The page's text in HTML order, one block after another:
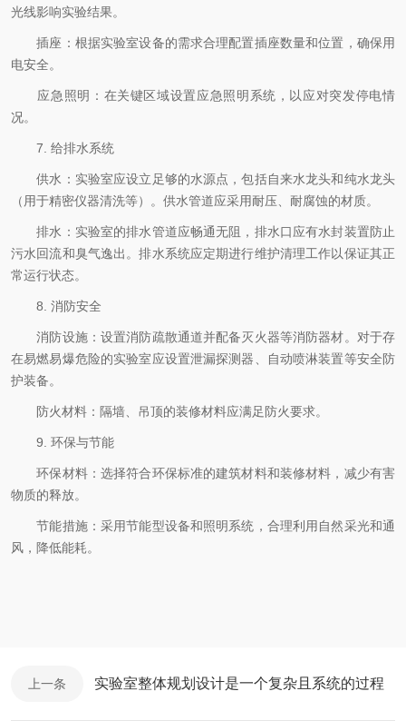
光线影响实验结果。
插座：根据实验室设备的需求合理配置插座数量和位置，确保用
电安全。
应急照明：在关键区域设置应急照明系统，以应对突发停电情
况。
7. 给排水系统
供水：实验室应设立足够的水源点，包括自来水龙头和纯水龙头
（用于精密仪器清洗等）。供水管道应采用耐压、耐腐蚀的材质。
排水：实验室的排水管道应畅通无阻，排水口应有水封装置防止
污水回流和臭气逸出。排水系统应定期进行维护清理工作以保证其正
常运行状态。
8. 消防安全
消防设施：设置消防疏散通道并配备灭火器等消防器材。对于存
在易燃易爆危险的实验室应设置泄漏探测器、自动喷淋装置等安全防
护装备。
防火材料：隔墙、吊顶的装修材料应满足防火要求。
9. 环保与节能
环保材料：选择符合环保标准的建筑材料和装修材料，减少有害
物质的释放。
节能措施：采用节能型设备和照明系统，合理利用自然采光和通
风，降低能耗。
上一条 实验室整体规划设计是一个复杂且系统的过程